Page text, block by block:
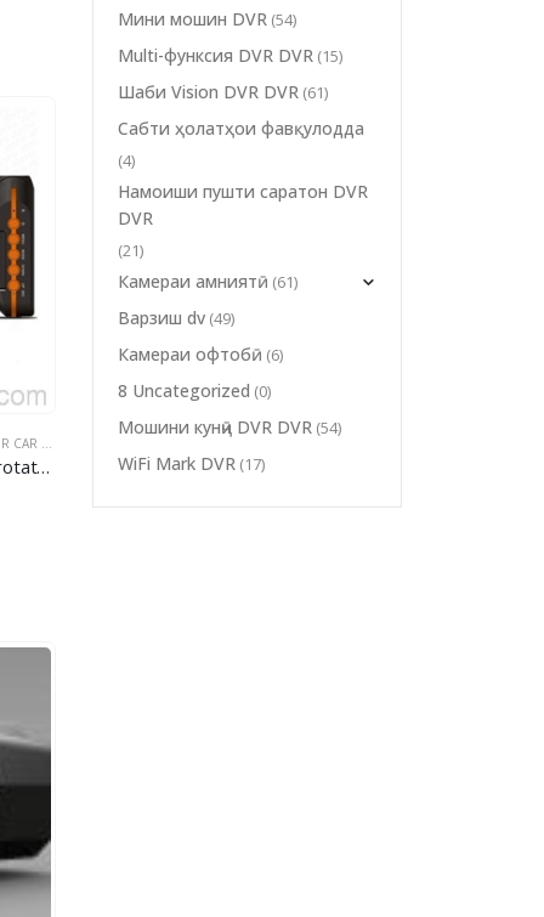
DVR DVR
lens
Мини мошин DVR (54)
Multi-функсия DVR DVR (15)
Шаби Vision DVR DVR (61)
Сабти ҳолатҳои фавқулодда
(4)
Намоиши пушти саратон DVR
DVR
(21)
Камераи амниятӣ (61)
Варзиш dv (49)
Камераи офтобӣ (6)
8 Uncategorized (0)
Мошини кунҷӣ DVR DVR (54)
WiFi Mark DVR (17)